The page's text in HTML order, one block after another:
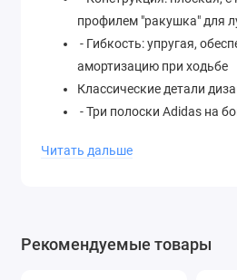
профилем "ракушка" для
- Гибкость: упругая,
амортизацию при ходьбе
Классические детали
- Три полоски Adidas на
удобства надевания
Стиль: повседневные
Читать дальше
Рекомендуемые товары